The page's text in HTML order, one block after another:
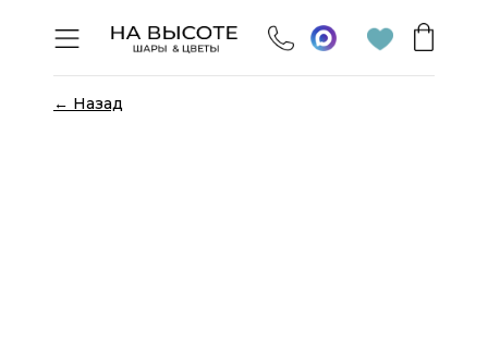
← Назад